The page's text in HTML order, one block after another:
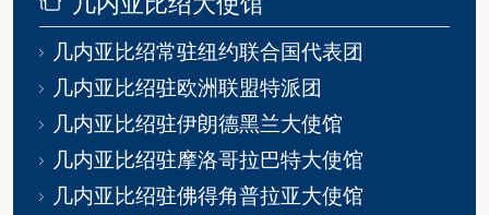
几内亚比绍常驻纽约联合国代表团
几内亚比绍驻欧洲联盟特派团
几内亚比绍驻伊朗德黑兰大使馆
几内亚比绍驻摩洛哥拉巴特大使馆
几内亚比绍驻佛得角普拉亚大使馆